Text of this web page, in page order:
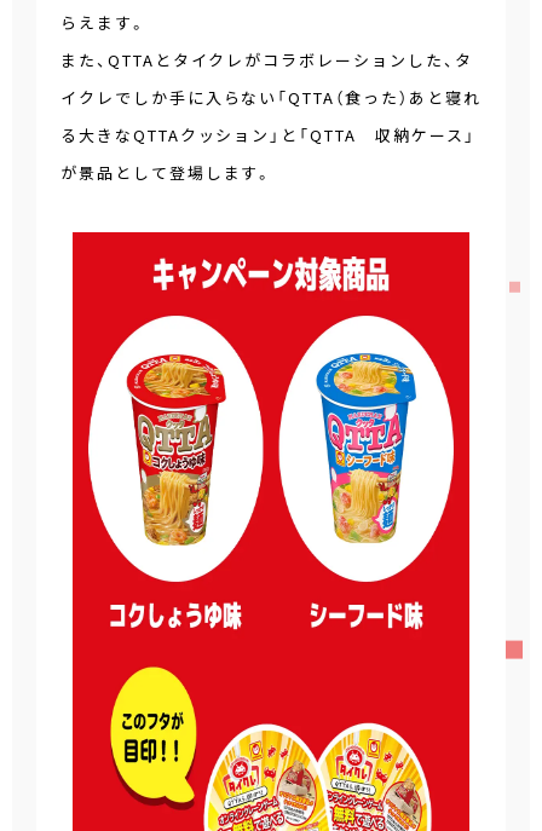
らえます。
また、QTTAとタイクレがコラボレーションした、タ
イクレでしか手に入らない「QTTA（食った）あと寝れ
る大きなQTTAクッション」と「QTTA 収納ケース」
が景品として登場します。